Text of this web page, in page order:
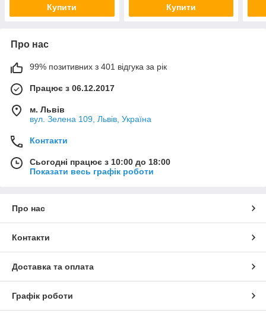
Купити Купити
Про нас
99% позитивних з 401 відгука за рік
Працює з 06.12.2017
м. Львів
вул. Зелена 109, Львів, Україна
Контакти
Сьогодні працює з 10:00 до 18:00
Показати весь графік роботи
Про нас
Контакти
Доставка та оплата
Графік роботи